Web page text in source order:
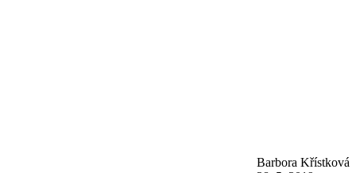
Barbora Křístková